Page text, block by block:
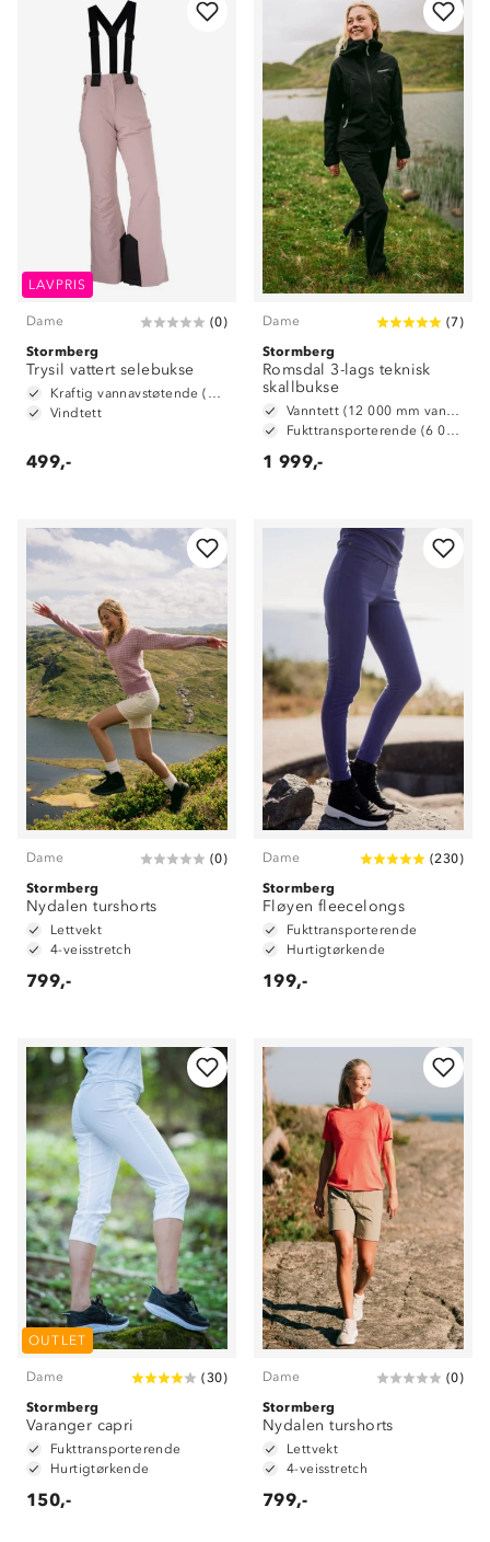
LAVPRIS
Dame (0)
Stormberg
Trysil vattert selebukse
Kraftig vannavstøtende (6 000mm vannsøyle)
Vindtett
499,-
Dame (7)
Stormberg
Romsdal 3-lags teknisk
skallbukse
Vanntett (12 000 mm vannsøyle)
Fukttransporterende (6 000 g/ m2/ 24t)
1 999,-
Dame (0)
Stormberg
Nydalen turshorts
Lettvekt
4-veisstretch
799,-
Dame (230)
Stormberg
Fløyen fleecelongs
Fukttransporterende
Hurtigtørkende
199,-
OUTLET
Dame (30)
Stormberg
Varanger capri
Fukttransporterende
Hurtigtørkende
150,-
Dame (0)
Stormberg
Nydalen turshorts
Lettvekt
4-veisstretch
799,-